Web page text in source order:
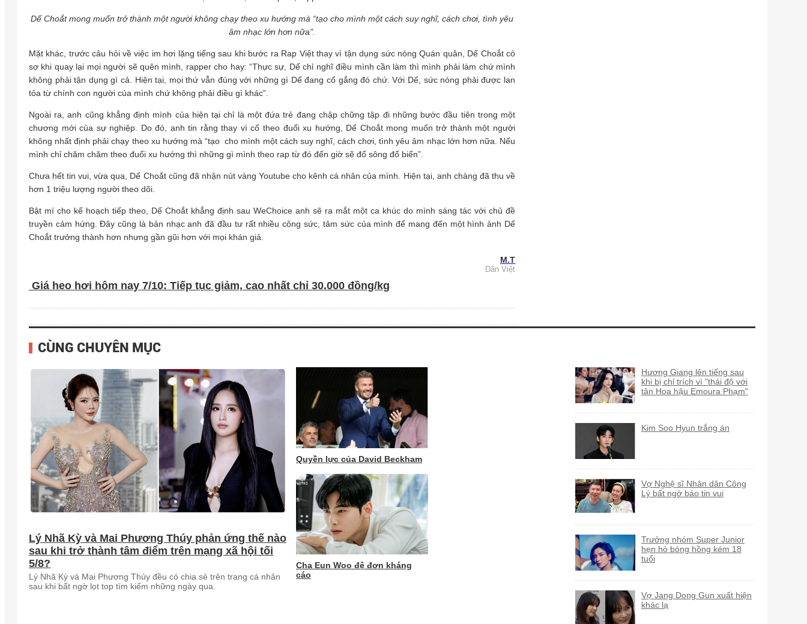
Dế Choắt mong muốn trở thành một người không chạy theo xu hướng mà “tạo cho mình một cách suy nghĩ, cách chơi, tình yêu
âm nhạc lớn hơn nữa".
Mặt khác, trước câu hỏi về việc im hơi lặng tiếng sau khi bước ra Rap Việt thay vì tận dụng sức nóng Quán quân, Dế Choắt có
sợ khi quay lại mọi người sẽ quên mình, rapper cho hay: “Thực sự, Dế chỉ nghĩ điều mình cần làm thì mình phải làm chứ mình
không phải tận dụng gì cả. Hiện tại, mọi thứ vẫn đúng với những gì Dế đang cố gắng đó chứ. Với Dế, sức nóng phải được lan
tỏa từ chính con người của mình chứ không phải điều gì khác”.
Ngoài ra, anh cũng khẳng định mình của hiện tại chỉ là một đứa trẻ đang chập chững tập đi những bước đầu tiên trong một
chương mới của sự nghiệp. Do đó, anh tin rằng thay vì cố theo đuổi xu hướng, Dế Choắt mong muốn trở thành một người
không nhất định phải chạy theo xu hướng mà “tạo cho mình một cách suy nghĩ, cách chơi, tình yêu âm nhạc lớn hơn nữa. Nếu
mình chỉ chăm chăm theo đuổi xu hướng thì những gì mình theo rap từ đó đến giờ sẽ đổ sông đổ biển”.
Chưa hết tin vui, vừa qua, Dế Choắt cũng đã nhận nút vàng Youtube cho kênh cá nhân của mình. Hiện tại, anh chàng đã thu về
hơn 1 triệu lượng người theo dõi.
Bật mí cho kế hoạch tiếp theo, Dế Choắt khẳng định sau WeChoice anh sẽ ra mắt một ca khúc do mình sáng tác với chủ đề
truyền cảm hứng. Đây cũng là bản nhạc anh đã đầu tư rất nhiều công sức, tâm sức của mình để mang đến một hình ảnh Dế
Choắt trưởng thành hơn nhưng gần gũi hơn với mọi khán giả.
M.T
Dân Việt
Giá heo hơi hôm nay 7/10: Tiếp tục giảm, cao nhất chỉ 30.000 đồng/kg
CÙNG CHUYÊN MỤC
Lý Nhã Kỳ và Mai Phương Thúy phản ứng thế nào
sau khi trở thành tâm điểm trên mạng xã hội tối
5/8?
Lý Nhã Kỳ và Mai Phương Thúy đều có chia sẻ trên trang cá nhân
sau khi bất ngờ lọt top tìm kiếm những ngày qua.
Quyền lực của David Beckham
Cha Eun Woo đệ đơn kháng
cáo
Hương Giang lên tiếng sau
khi bị chỉ trích vì "thái độ với
tân Hoa hậu Emoura Phạm"
Kim Soo Hyun trắng án
Vợ Nghệ sĩ Nhân dân Công
Lý bất ngờ báo tin vui
Trưởng nhóm Super Junior
hẹn hò bóng hồng kém 18
tuổi
Vợ Jang Dong Gun xuất hiện
khác lạ